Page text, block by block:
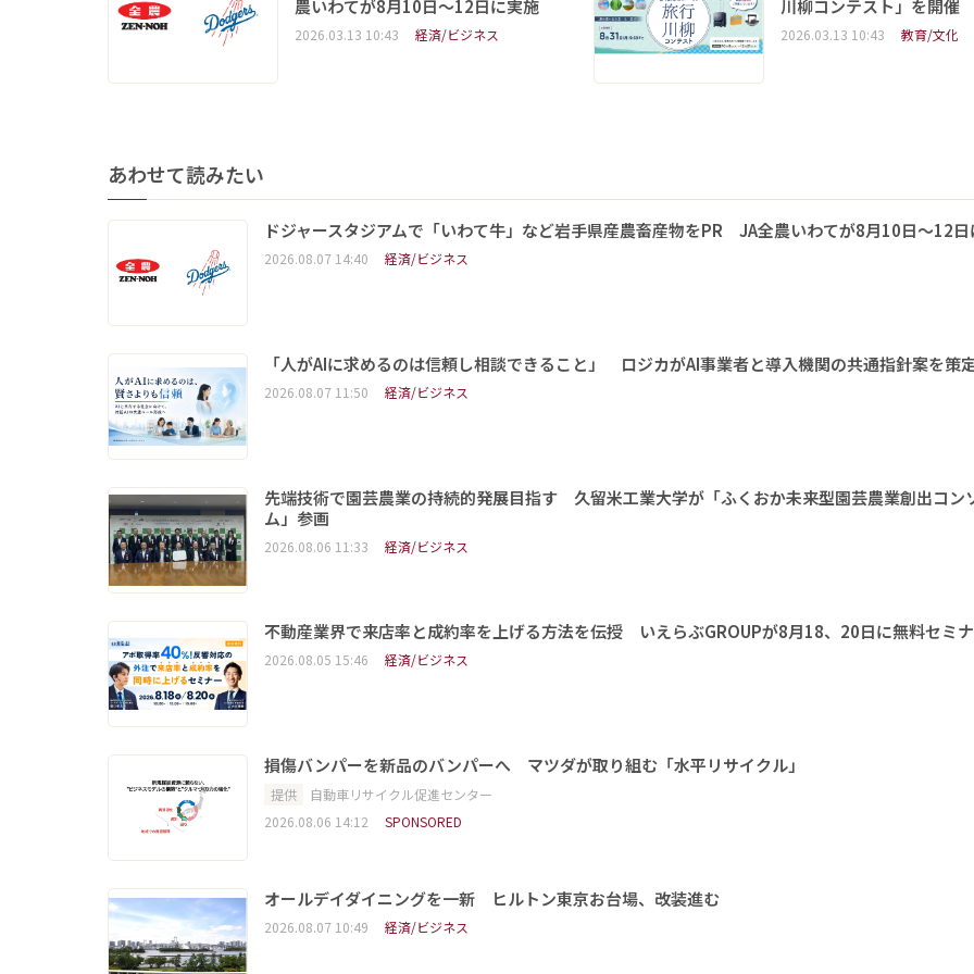
農いわてが8月10日～12日に実施
2026.03.13 10:43 経済/ビジネス
川柳コンテスト」を開催
2026.03.13 10:43 教育/文化
あわせて読みたい
ドジャースタジアムで「いわて牛」など岩手県産農畜産物をPR JA全農いわてが8月10日～12日
2026.08.07 14:40 経済/ビジネス
「人がAIに求めるのは信頼し相談できること」 ロジカがAI事業者と導入機関の共通指針案を策
2026.08.07 11:50 経済/ビジネス
先端技術で園芸農業の持続的発展目指す 久留米工業大学が「ふくおか未来型園芸農業創出コン
ム」参画
2026.08.06 11:33 経済/ビジネス
不動産業界で来店率と成約率を上げる方法を伝授 いえらぶGROUPが8月18、20日に無料セミ
2026.08.05 15:46 経済/ビジネス
損傷バンパーを新品のバンパーへ マツダが取り組む「水平リサイクル」
提供
自動車リサイクル促進センター
2026.08.06 14:12
SPONSORED
オールデイダイニングを一新 ヒルトン東京お台場、改装進む
2026.08.07 10:49 経済/ビジネス